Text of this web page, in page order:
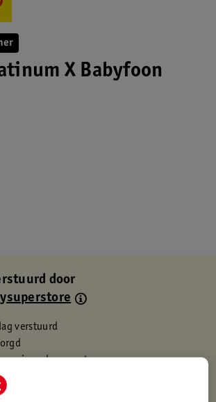
X Babyfoon
door
verstuurd
via verkooppartner.
je Kruidvat kaart